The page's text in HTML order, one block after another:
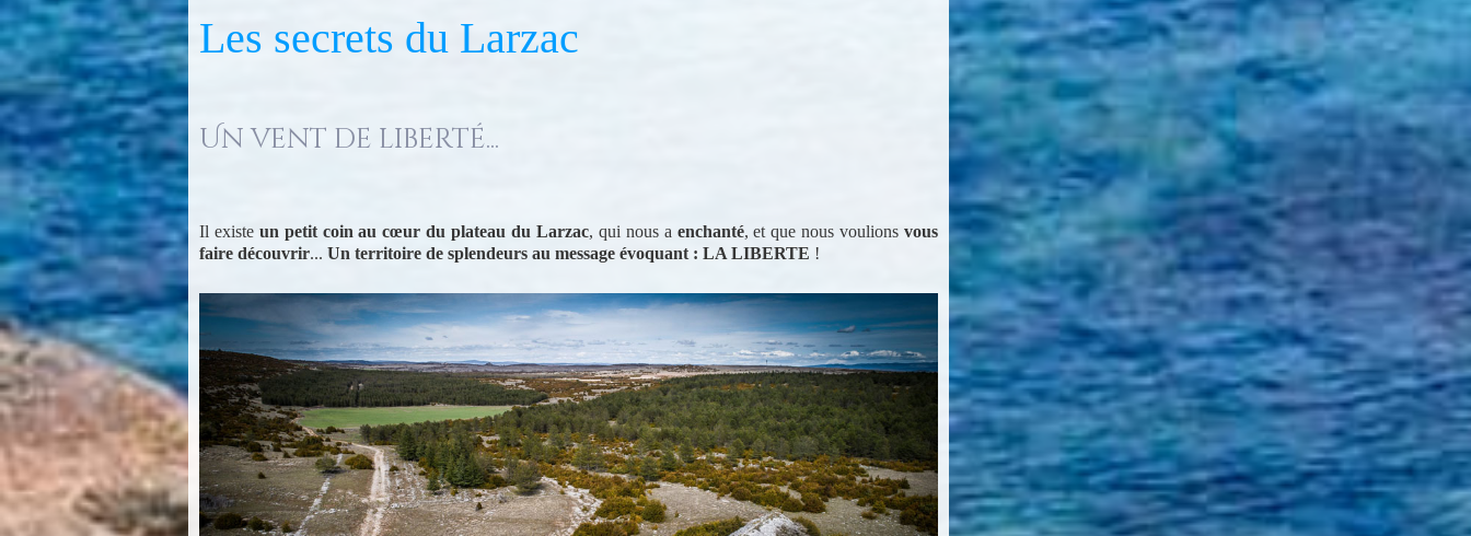
Les secrets du Larzac
Un vent de liberté...
Il existe un petit coin au cœur du plateau du Larzac, qui nous a enchanté, et que nous voulionsvous
faire découvrir... Un territoire de splendeurs au message évoquant : LA LIBERTE !